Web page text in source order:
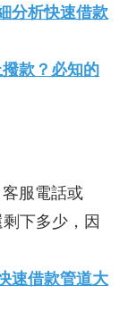
分析快速借款
款？必知的
服電話或
下多少，因
速借款管道大